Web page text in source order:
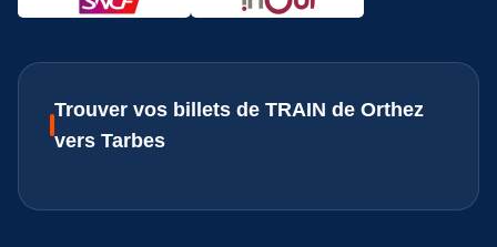
Trouver vos billets de TRAIN de Orthez
vers Tarbes